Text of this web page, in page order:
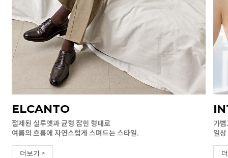
ELCANTO
절제된 실루엣과 균형 잡힌 형태로
여름의 흐름에 자연스럽게 스며드는 스타일.
더보기 >
가
일